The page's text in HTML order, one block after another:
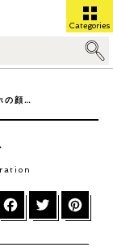
Categories
スマホの顔認証機能